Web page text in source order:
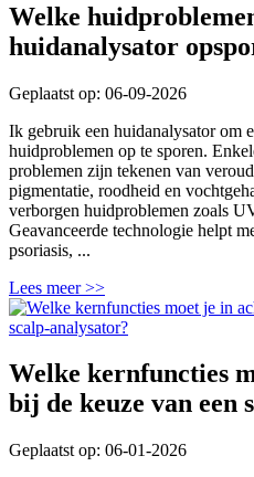
Welke
huidanalysator
Geplaatst op: 06-09-2026
Ik gebruik een huidanalysator om
huidproblemen op te sporen.
problemen zijn tekenen van
pigmentatie, roodheid en
verborgen huidproblemen zoals
Geavanceerde technologie helpt
psoriasis, ...
Lees meer >>
Welke kernfuncties
bij de keuze van een
Geplaatst op: 06-01-2026